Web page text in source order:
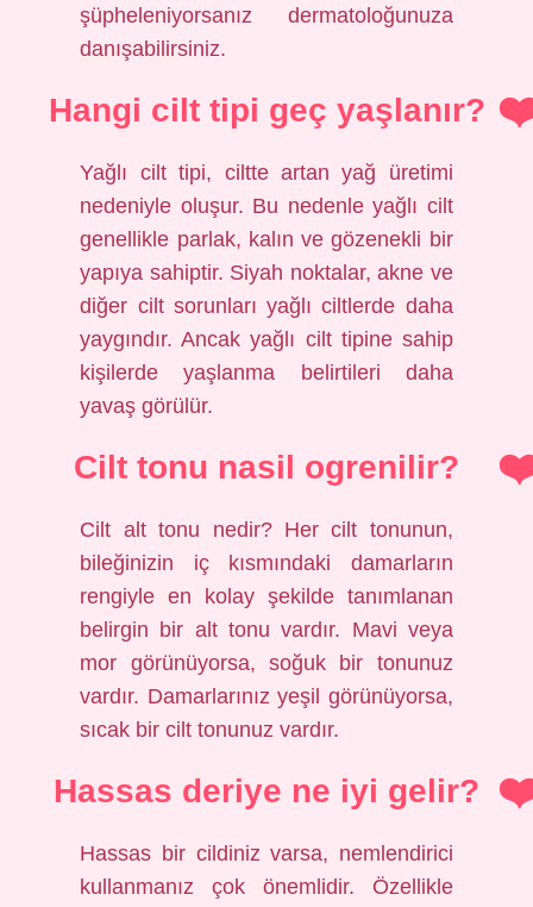
şüpheleniyorsanız dermatoloğunuza
danışabilirsiniz.
Hangi cilt tipi geç yaşlanır?
Yağlı cilt tipi, ciltte artan yağ üretimi
nedeniyle oluşur. Bu nedenle yağlı cilt
genellikle parlak, kalın ve gözenekli bir
yapıya sahiptir. Siyah noktalar, akne ve
diğer cilt sorunları yağlı ciltlerde daha
yaygındır. Ancak yağlı cilt tipine sahip
kişilerde yaşlanma belirtileri daha
yavaş görülür.
Cilt tonu nasil ogrenilir?
Cilt alt tonu nedir? Her cilt tonunun,
bileğinizin iç kısmındaki damarların
rengiyle en kolay şekilde tanımlanan
belirgin bir alt tonu vardır. Mavi veya
mor görünüyorsa, soğuk bir tonunuz
vardır. Damarlarınız yeşil görünüyorsa,
sıcak bir cilt tonunuz vardır.
Hassas deriye ne iyi gelir?
Hassas bir cildiniz varsa, nemlendirici
kullanmanız çok önemlidir. Özellikle